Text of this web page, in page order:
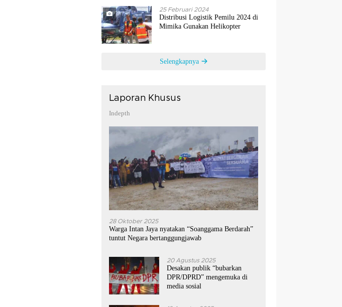
25 Februari 2024
Distribusi Logistik Pemilu 2024 di
Mimika Gunakan Helikopter
Selengkapnya
Laporan Khusus
Indepth
28 Oktober 2025
Warga Intan Jaya nyatakan “Soanggama Berdarah”
tuntut Negara bertanggungjawab
20 Agustus 2025
Desakan publik “bubarkan
DPR/DPRD” mengemuka di
media sosial